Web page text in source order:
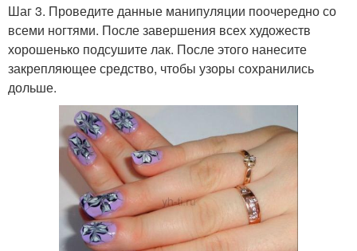
Шаг 3. Проведите данные манипуляции поочередно со
всеми ногтями. После завершения всех художеств
хорошенько подсушите лак. После этого нанесите
закрепляющее средство, чтобы узоры сохранились
дольше.